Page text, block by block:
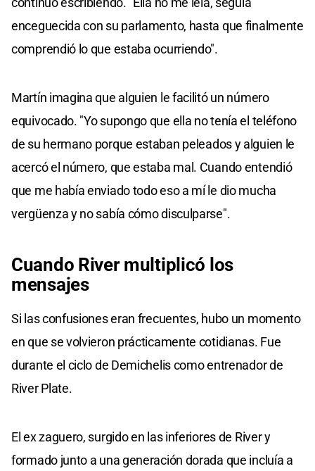
enceguecida con su parlamento, hasta que finalmente
comprendió lo que estaba ocurriendo".
Martín imagina que alguien le facilitó un número
equivocado. "Yo supongo que ella no tenía el teléfono
de su hermano porque estaban peleados y alguien le
acercó el número, que estaba mal. Cuando entendió
que me había enviado todo eso a mí le dio mucha
vergüenza y no sabía cómo disculparse".
Cuando River multiplicó los
mensajes
Si las confusiones eran frecuentes, hubo un momento
en que se volvieron prácticamente cotidianas. Fue
durante el ciclo de Demichelis como entrenador de
River Plate.
El ex zaguero, surgido en las inferiores de River y
formado junto a una generación dorada que incluía a